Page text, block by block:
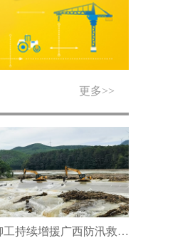
更多>>
柳工持续增援广西防汛救灾及灾后重建